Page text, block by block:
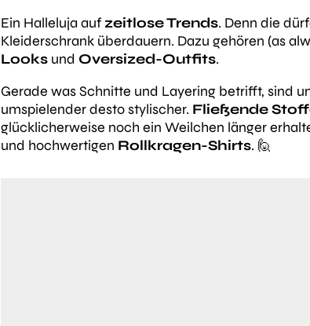
Ein Halleluja auf zeitlose Trends. Denn die
Kleiderschrank überdauern. Dazu gehören (as
Looks und Oversized-Outfits.
Gerade was Schnitte und Layering betrifft, sind
umspielender desto stylischer. Fließende
glücklicherweise noch ein Weilchen länger
und hochwertigen Rollkragen-Shirts. 🙋